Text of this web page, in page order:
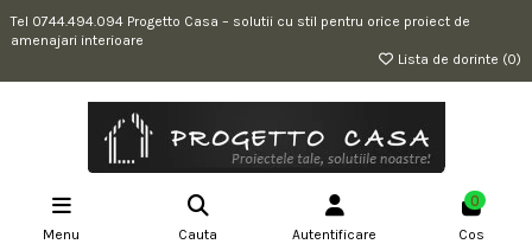
Tel 0744.494.094 Progetto Casa – solutii cu stil pentru orice proiect de
amenajari interioare
Lista de dorinte (0)
Menu Cauta Autentificare
0
Cos